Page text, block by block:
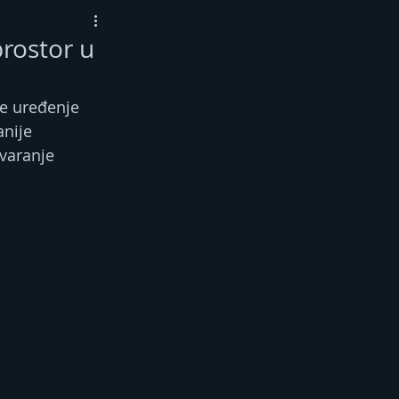
u
uređenje